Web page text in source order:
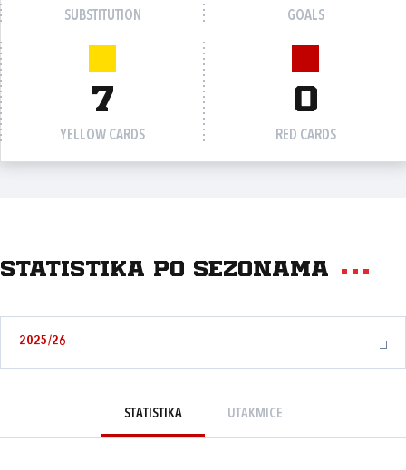
SUBSTITUTION GOALS
7
YELLOW CARDS
0
RED CARDS
Statistika po sezonama
2025/26
STATISTIKA UTAKMICE